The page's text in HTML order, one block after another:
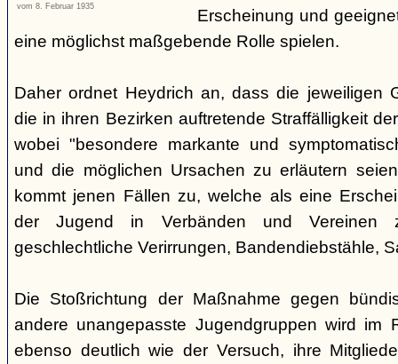
vom 8. Februar 1935
Erscheinung und
eine möglichst maßgebende Rolle spielen.
Daher ordnet Heydrich an, dass die jeweiligen
die in ihren Bezirken auftretende Straffälligkeit
wobei "besondere markante und
und die möglichen Ursachen zu erläutern
kommt jenen Fällen zu, welche als eine
der Jugend in Verbänden und Vereinen
geschlechtliche Verirrungen, Bandendiebstähle,
Die Stoßrichtung der Maßnahme gegen
andere unangepasste Jugendgruppen wird im
ebenso deutlich wie der Versuch, ihre